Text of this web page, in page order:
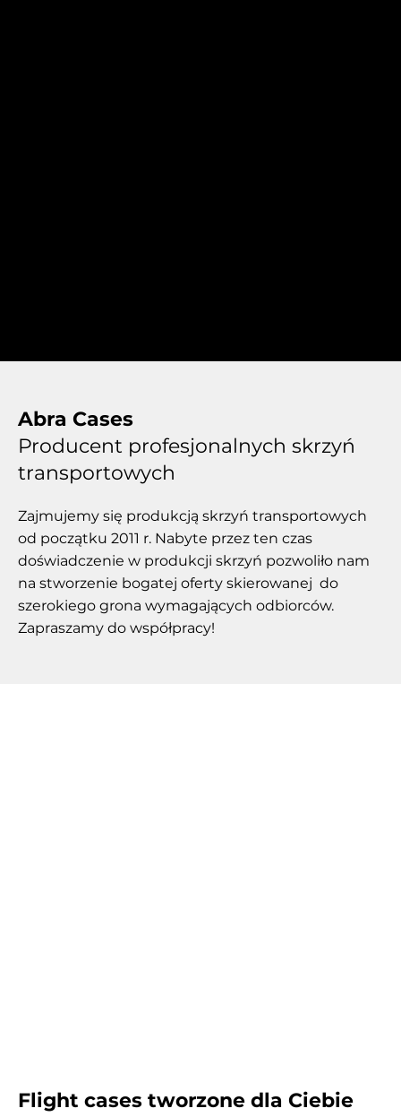
Abra Cases
Producent profesjonalnych skrzyń
transportowych
Zajmujemy się produkcją skrzyń transportowych
od początku 2011 r. Nabyte przez ten czas
doświadczenie w produkcji skrzyń pozwoliło nam
na stworzenie bogatej oferty skierowanej do
szerokiego grona wymagających odbiorców.
Zapraszamy do współpracy!
Flight cases tworzone dla Ciebie